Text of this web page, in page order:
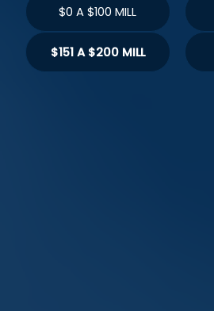
$0 A $100 MILL
$151 A $200 MILL